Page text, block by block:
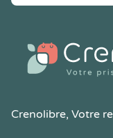
Crenolibre, Votre